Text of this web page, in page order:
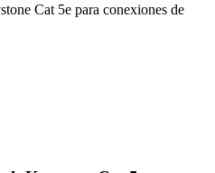
Cat 5e para conexiones de